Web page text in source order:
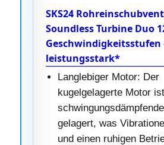
SKS24
Soundless Turbine Duo
Geschwindigkeitsstufen
leistungsstark*
Langlebiger Motor: Der
kugelgelagerte Motor
gelagert, was
und einen ruhigen